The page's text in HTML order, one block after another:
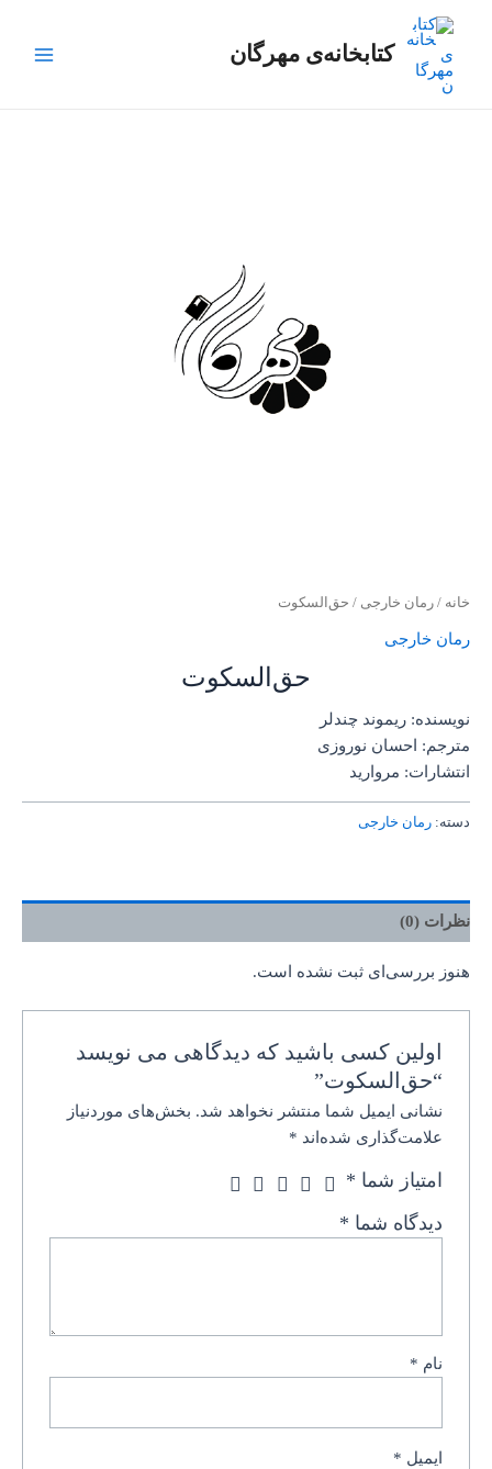
کتابخانه‌ی مهرگان
Menu
خانه / رمان خارجی / حق‌السکوت
رمان خارجی
حق‌السکوت
نویسنده: ریموند چندلر
مترجم: احسان نوروزی
انتشارات: مروارید
دسته: رمان خارجی
نظرات (0)
هنوز بررسی‌ای ثبت نشده است.
اولین کسی باشید که دیدگاهی می نویسد
“حق‌السکوت”
نشانی ایمیل شما منتشر نخواهد شد. بخش‌های موردنیاز
علامت‌گذاری شده‌اند *
امتیاز شما *
دیدگاه شما *
نام *
ایمیل *